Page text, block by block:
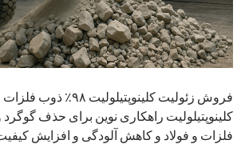
فروش زئولیت
کلینوپتیلولیت راهکاری نوین برای حذف
فلزات و فولاد و کاهش آلودگی و افزایش